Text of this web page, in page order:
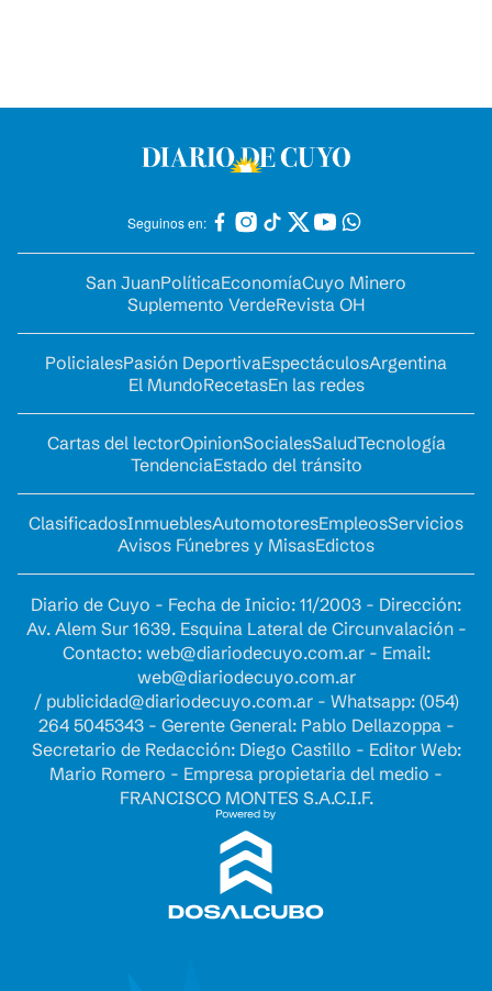
Seguinos en:
San JuanPolíticaEconomíaCuyo Minero
Suplemento VerdeRevista OH
PolicialesPasión DeportivaEspectáculosArgentina
El MundoRecetasEn las redes
Cartas del lectorOpinionSocialesSaludTecnología
TendenciaEstado del tránsito
ClasificadosInmueblesAutomotoresEmpleosServicios
Avisos Fúnebres y MisasEdictos
Diario de Cuyo - Fecha de Inicio: 11/2003 - Dirección:
Av. Alem Sur 1639. Esquina Lateral de Circunvalación -
Contacto: web@diariodecuyo.com.ar- Email:
web@diariodecuyo.com.ar
/ publicidad@diariodecuyo.com.ar- Whatsapp: (054)
264 5045343 - Gerente General: Pablo Dellazoppa -
Secretario de Redacción: Diego Castillo - Editor Web:
Mario Romero - Empresa propietaria del medio -
FRANCISCO MONTES S.A.C.I.F.